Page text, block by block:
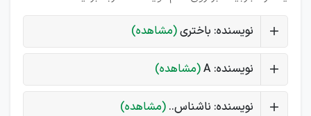
نویسنده: باختری(مشاهده)
نویسنده: A (مشاهده)
نویسنده: ناشناس.. (مشاهده)